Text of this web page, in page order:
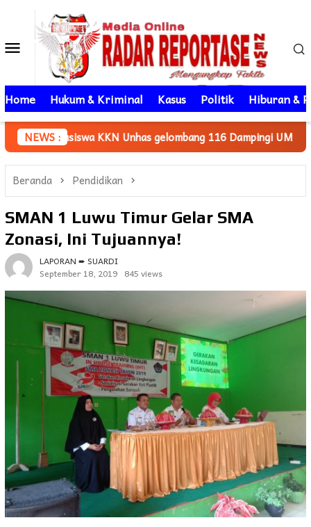
kontenMenu
Mobile
Home Hukum & Kriminal Kasus Politik Hiburan &
NEWS :
Unhas gelombang 116 Dampingi UMKM Minasatene
Beranda Pendidikan
SMAN 1 Luwu Timur Gelar SMA
Zonasi, Ini Tujuannya!
LAPORAN ➨ SUARDI
September 18, 2019 845 views